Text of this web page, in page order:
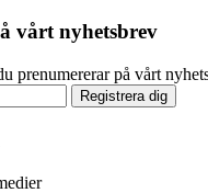
vårt nyhetsbrev
prenumererar på vårt
Registrera dig